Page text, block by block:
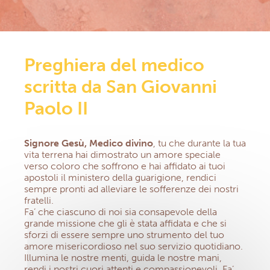
IGLESIA, SALUD & SOLIDAD
NEWLETTER
EXTRANET
Preghiera del medico
scritta da San Giovanni
Paolo II
Signore Gesù, Medico divino, tu che durante la tua
vita terrena hai dimostrato un amore speciale
verso coloro che soffrono e hai affidato ai tuoi
apostoli il ministero della guarigione, rendici
sempre pronti ad alleviare le sofferenze dei nostri
fratelli.
Fa’ che ciascuno di noi sia consapevole della
grande missione che gli è stata affidata e che si
sforzi di essere sempre uno strumento del tuo
amore misericordioso nel suo servizio quotidiano.
Illumina le nostre menti, guida le nostre mani,